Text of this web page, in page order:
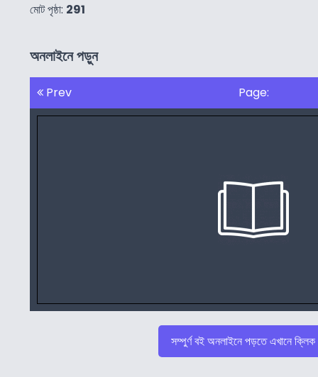
মোট পৃষ্ঠা: 291
অনলাইনে পড়ুন
Prev Page:
সম্পুর্ণ বই অনলাইনে পড়তে এখানে